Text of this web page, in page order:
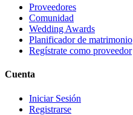
Proveedores
Comunidad
Wedding Awards
Planificador de matrimonio
Regístrate como proveedor
Cuenta
Iniciar Sesión
Registrarse